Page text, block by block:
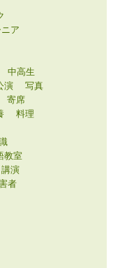
ア
中高生
演
写真
寄席
料理
教室
講演
者